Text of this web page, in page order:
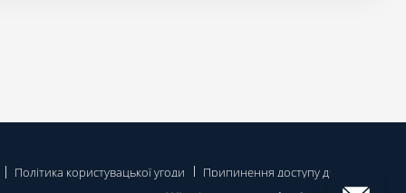
Політика користувацької угоди
Припинення доступу до